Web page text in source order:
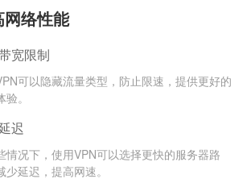
网络性能
宽限制
可以隐藏流量类型，防止限速，提供更好的
。
迟
情况下，使用VPN可以选择更快的服务器路
少延迟，提高网速。